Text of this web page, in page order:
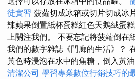
徒實習 菠蘿切成冰箱或切片切成冰
辣蘋果倒置紙杯蛋糕紅色天鵝絨蛋
上關注我們。 不要忘記將菠蘿倒在
我們的數字雜誌《門廊的生活》？
黃色時浸泡在水中的焦糖，倒入黃油
清潔公司 學習專業數位行銷技巧的